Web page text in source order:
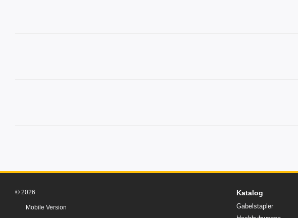
© 2026
Mobile Version
Katalog
Gabelstapler